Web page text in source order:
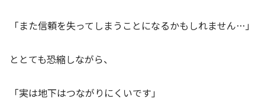
「また信頼を失ってしまうことになるかもしれません…」
ととても恐縮しながら、
「実は地下はつながりにくいです」